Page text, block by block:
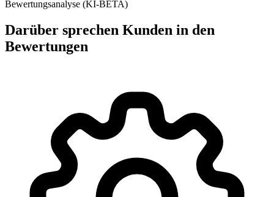
Bewertungsanalyse (KI-BETA)
Darüber sprechen Kunden in den
Bewertungen